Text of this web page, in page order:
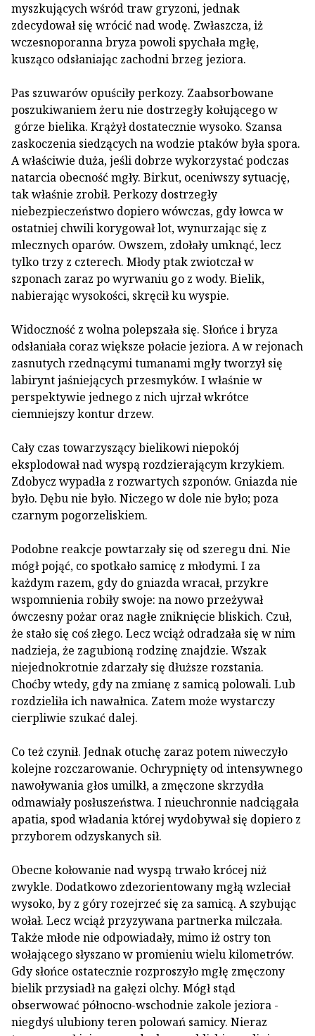
myszkujących wśród traw gryzoni, jednak
zdecydował się wrócić nad wodę. Zwłaszcza, iż
wczesnoporanna bryza powoli spychała mgłę,
kusząco odsłaniając zachodni brzeg jeziora.
Pas szuwarów opuściły perkozy. Zaabsorbowane
poszukiwaniem żeru nie dostrzegły kołującego w
górze bielika. Krążył dostatecznie wysoko. Szansa
zaskoczenia siedzących na wodzie ptaków była spora.
A właściwie duża, jeśli dobrze wykorzystać podczas
natarcia obecność mgły. Birkut, oceniwszy sytuację,
tak właśnie zrobił. Perkozy dostrzegły
niebezpieczeństwo dopiero wówczas, gdy łowca w
ostatniej chwili korygował lot, wynurzając się z
mlecznych oparów. Owszem, zdołały umknąć, lecz
tylko trzy z czterech. Młody ptak zwiotczał w
szponach zaraz po wyrwaniu go z wody. Bielik,
nabierając wysokości, skręcił ku wyspie.
Widoczność z wolna polepszała się. Słońce i bryza
odsłaniała coraz większe połacie jeziora. A w rejonach
zasnutych rzednącymi tumanami mgły tworzył się
labirynt jaśniejących przesmyków. I właśnie w
perspektywie jednego z nich ujrzał wkrótce
ciemniejszy kontur drzew.
Cały czas towarzyszący bielikowi niepokój
eksplodował nad wyspą rozdzierającym krzykiem.
Zdobycz wypadła z rozwartych szponów. Gniazda nie
było. Dębu nie było. Niczego w dole nie było; poza
czarnym pogorzeliskiem.
Podobne reakcje powtarzały się od szeregu dni. Nie
mógł pojąć, co spotkało samicę z młodymi. I za
każdym razem, gdy do gniazda wracał, przykre
wspomnienia robiły swoje: na nowo przeżywał
ówczesny pożar oraz nagłe zniknięcie bliskich. Czuł,
że stało się coś złego. Lecz wciąż odradzała się w nim
nadzieja, że zagubioną rodzinę znajdzie. Wszak
niejednokrotnie zdarzały się dłuższe rozstania.
Choćby wtedy, gdy na zmianę z samicą polowali. Lub
rozdzieliła ich nawałnica. Zatem może wystarczy
cierpliwie szukać dalej.
Co też czynił. Jednak otuchę zaraz potem niweczyło
kolejne rozczarowanie. Ochrypnięty od intensywnego
nawoływania głos umilkł, a zmęczone skrzydła
odmawiały posłuszeństwa. I nieuchronnie nadciągała
apatia, spod władania której wydobywał się dopiero z
przyborem odzyskanych sił.
Obecne kołowanie nad wyspą trwało krócej niż
zwykle. Dodatkowo zdezorientowany mgłą wzleciał
wysoko, by z góry rozejrzeć się za samicą. A szybując
wołał. Lecz wciąż przyzywana partnerka milczała.
Także młode nie odpowiadały, mimo iż ostry ton
wołającego słyszano w promieniu wielu kilometrów.
Gdy słońce ostatecznie rozproszyło mgłę zmęczony
bielik przysiadł na gałęzi olchy. Mógł stąd
obserwować północno-wschodnie zakole jeziora ­
niegdyś ulubiony teren polowań samicy. Nieraz